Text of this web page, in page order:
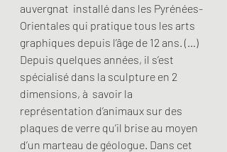
auvergnat  installé dans les Pyrénées-
Orientales qui pratique tous les arts
graphiques depuis l’âge de 12 ans. (…)
Depuis quelques années, il s’est
spécialisé dans la sculpture en 2
dimensions, à  savoir la
représentation d’animaux sur des
plaques de verre qu’il brise au moyen
d’un marteau de géologue. Dans cet